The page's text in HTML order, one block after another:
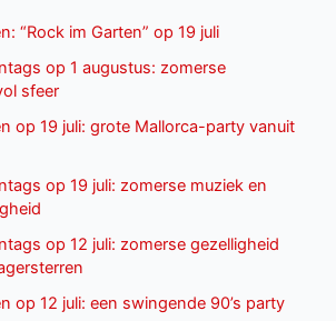
“Rock im Garten” op 19 juli
op 1 augustus: zomerse
sfeer
op 19 juli: grote Mallorca-party vanuit
op 19 juli: zomerse muziek en
op 12 juli: zomerse gezelligheid
op 12 juli: een swingende 90’s party